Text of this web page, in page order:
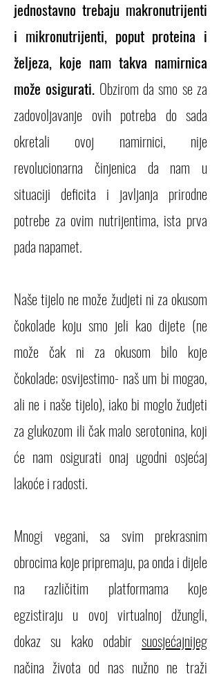
jednostavno trebaju makronutrijenti
i mikronutrijenti, poput proteina i
željeza, koje nam takva namirnica
može osigurati. Obzirom da smo se za
zadovoljavanje ovih potreba do sada
okretali ovoj namirnici, nije
revolucionarna činjenica da nam u
situaciji deficita i javljanja prirodne
potrebe za ovim nutrijentima, ista prva
pada napamet.
Naše tijelo ne može žudjeti ni za okusom
čokolade koju smo jeli kao dijete (ne
može čak ni za okusom bilo koje
čokolade; osvijestimo- naš um bi mogao,
ali ne i naše tijelo), iako bi moglo žudjeti
za glukozom ili čak malo serotonina, koji
će nam osigurati onaj ugodni osjećaj
lakoće i radosti.
Mnogi vegani, sa svim prekrasnim
obrocima koje pripremaju, pa onda i dijele
na različitim platformama koje
egzistiraju u ovoj virtualnoj džungli,
dokaz su kako odabir suosjećajnijeg
načina života od nas nužno ne traži